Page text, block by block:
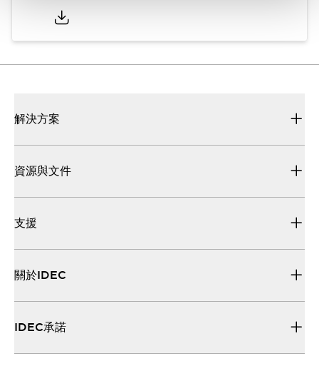
解決方案
資源與文件
支援
關於IDEC
IDEC承諾